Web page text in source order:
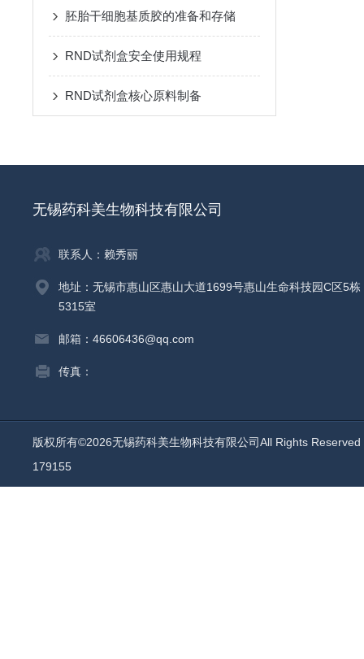
胚胎干细胞基质胶的准备和存储
RND试剂盒安全使用规程
RND试剂盒核心原料制备
无锡药科美生物科技有限公司
联系人：赖秀丽
地址：无锡市惠山区惠山大道1699号惠山生命科技园C区5栋
5315室
邮箱：46606436@qq.com
传真：
版权所有©2026无锡药科美生物科技有限公司All Rights
179155